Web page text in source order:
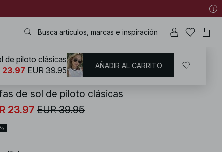
/ Complementos / Gafas de sol
de sol de piloto clásicas
23.97 EUR 39.95
de piloto clásicas
23.97 EUR 39.95 AÑADIR AL CARRITO